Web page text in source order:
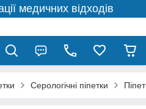
медичних відходів
Серологічні піпетки